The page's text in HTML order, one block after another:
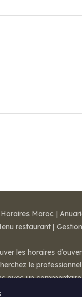
Horaires Maroc |
restaurant |
les horaires
le
avec un